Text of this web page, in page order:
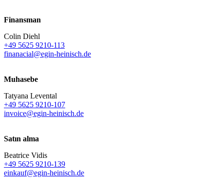
Finansman
Colin Diehl
+49 5625 9210-113
finanacial@egin-heinisch.de
Muhasebe
Tatyana Levental
+49 5625 9210-107
invoice@egin-heinisch.de
Satın alma
Beatrice Vidis
+49 5625 9210-139
einkauf@egin-heinisch.de